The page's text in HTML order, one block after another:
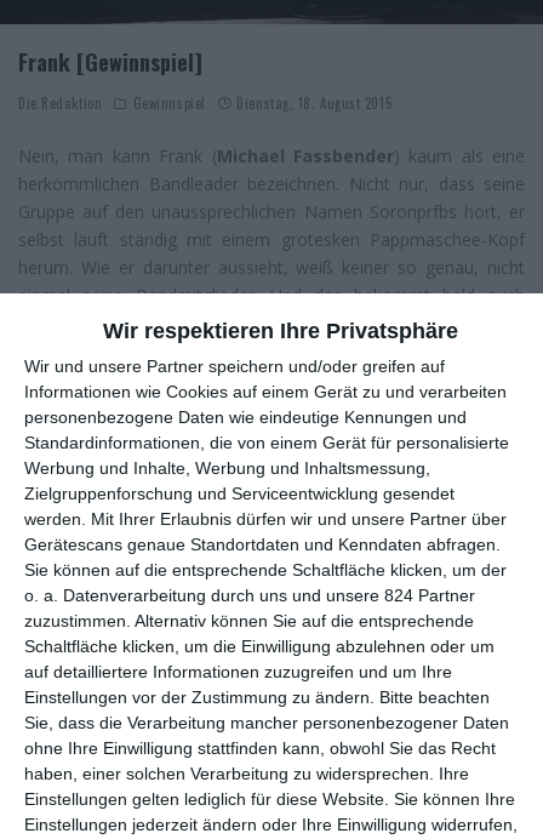
Wir respektieren Ihre Privatsphäre
Wir und unsere Partner speichern und/oder greifen auf
Informationen wie Cookies auf einem Gerät zu und verarbeiten
personenbezogene Daten wie eindeutige Kennungen und
Standardinformationen, die von einem Gerät für personalisierte
Werbung und Inhalte, Werbung und Inhaltsmessung,
Zielgruppenforschung und Serviceentwicklung gesendet
werden. Mit Ihrer Erlaubnis dürfen wir und unsere Partner über
Gerätescans genaue Standortdaten und Kenndaten abfragen.
Sie können auf die entsprechende Schaltfläche klicken, um der
o. a. Datenverarbeitung durch uns und unsere 824 Partner
zuzustimmen. Alternativ können Sie auf die entsprechende
Schaltfläche klicken, um die Einwilligung abzulehnen oder um
auf detailliertere Informationen zuzugreifen und um Ihre
Einstellungen vor der Zustimmung zu ändern. Bitte beachten
Sie, dass die Verarbeitung mancher personenbezogener Daten
ohne Ihre Einwilligung stattfinden kann, obwohl Sie das Recht
haben, einer solchen Verarbeitung zu widersprechen. Ihre
Einstellungen gelten lediglich für diese Website. Sie können Ihre
Einstellungen jederzeit ändern oder Ihre Einwilligung widerrufen,
Frank [Gewinnspiel]
Die Redaktion Gewinnspiel Dienstag, 18. August 2015
Nein, man kann Frank (Michael Fassbender) kaum als eine
herkömmlichen Bandleader bezeichnen. Nicht nur, dass seine
Gruppe auf den unaussprechlichen Namen Soronprfbs hört, er
selbst läuft ständig mit einem grotesken Pappmaschee-Kopf
herum. Wie er darunter aussieht, weiß keiner so genau, nicht
einmal seine Bandmitglieder. Und das bekommt bald auch
Neuzugang Jon (Domhnall Gleeson) zu spüren, der den
verletzten Keyboarder der Truppe ersetzen soll. Ob Frank im
Laufe des Films vielleicht doch noch die Maske fallen lässt,
könnt ihr ab dem 27. August erfahren, wenn
bei uns
anläuft. Anlässlich des Kinostarts haben wir auch wieder zwei
Fanpakete für euch, die aus je zwei Eintrittskarten und einem
Poster besteht.
Das Gewinnspiel ist beendet, bitte
keine Anfragen mehr schicken.
Anfragen die nach dem 31.
August eingetroffen sind werden nicht
mehr berücksichtigt!